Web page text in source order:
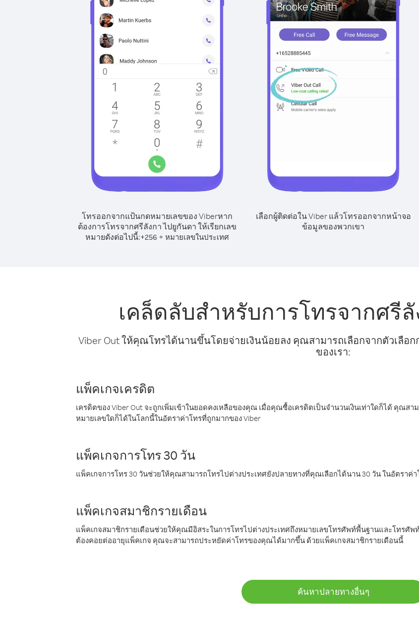
โทรออกจากแป้นกดหมายเลขของ Viberหาก
ต้องการโทรจากศรีลังกา ไปยูกันดา ให้เรียกเลข
หมายดังต่อไปนี้:+256 + หมายเลขในประเทศ
เลือกผู้ติดต่อใน Viber แล้วโทรออกจากหน้าจอ
ข้อมูลของพวกเขา
เคล็ดลับสำหรับการโทรจากศรี
Viber Out ให้คุณโทรได้นานขึ้นโดยจ่ายเงินน้อยลง คุณสามารถเลือกจากตัวเลือ
ของเรา:
แพ็คเกจเครดิต
เครดิตของ Viber Out จะถูกเพิ่มเข้าในยอดคงเหลือของคุณ เมื่อคุณซื้อเครดิตเป็นจำนวนเงินเท่าใดก็ได้ คุณส
หมายเลขใดก็ได้ในโลกนี้ในอัตราค่าโทรที่ถูกมากของ Viber
แพ็คเกจการโทร 30 วัน
แพ็คเกจการโทร 30 วันช่วยให้คุณสามารถโทรไปต่างประเทศยังปลายทางที่คุณเลือกได้นาน 30 วัน ในอัตราค่
แพ็คเกจสมาชิกรายเดือน
แพ็คเกจสมาชิกรายเดือนช่วยให้คุณมีอิสระในการโทรไปต่างประเทศถึงหมายเลขโทรศัพท์พื้นฐานและโทรศั
ต้องคอยต่ออายุแพ็คเกจ คุณจะสามารถประหยัดค่าโทรของคุณได้มากขึ้น ด้วยแพ็คเกจสมาชิกรายเดือนนี้
ค้นหาปลายทางอื่นๆ